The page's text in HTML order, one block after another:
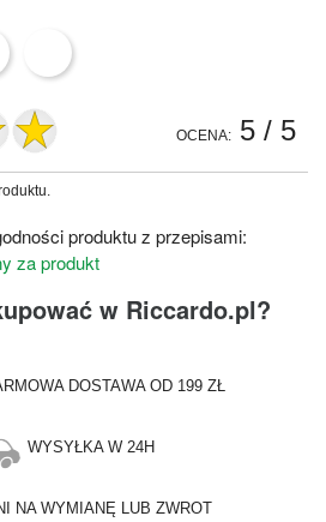
OCENA: 5 / 5
produktu z przepisami:
za produkt
w Riccardo.pl?
DOSTAWA OD 199 ZŁ
WYSYŁKA W 24H
NA WYMIANĘ LUB ZWROT